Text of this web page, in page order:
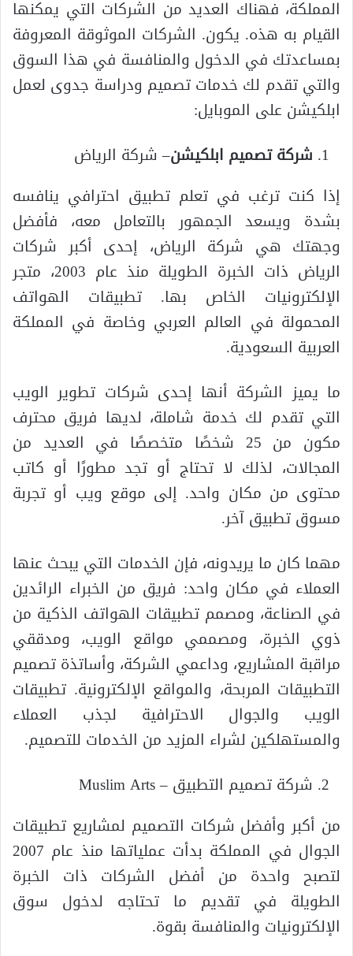
المملكة، فهناك العديد من الشركات التي يمكنها
القيام به هذه. يكون. الشركات الموثوقة المعروفة
بمساعدتك في الدخول والمنافسة في هذا السوق
والتي تقدم لك خدمات تصميم ودراسة جدوى لعمل
ابلكيشن على الموبايل:
شركة تصميم ابلكيشن– شركة الرياض
إذا كنت ترغب في تعلم تطبيق احترافي ينافسه
بشدة ويسعد الجمهور بالتعامل معه، فأفضل
وجهتك هي شركة الرياض، إحدى أكبر شركات
الرياض ذات الخبرة الطويلة منذ عام 2003، متجر
الإلكترونيات الخاص بها. تطبيقات الهواتف
المحمولة في العالم العربي وخاصة في المملكة
العربية السعودية.
ما يميز الشركة أنها إحدى شركات تطوير الويب
التي تقدم لك خدمة شاملة، لديها فريق محترف
مكون من 25 شخصًا متخصصًا في العديد من
المجالات، لذلك لا تحتاج أو تجد مطورًا أو كاتب
محتوى من مكان واحد. إلى موقع ويب أو تجربة
مسوق تطبيق آخر.
مهما كان ما يريدونه، فإن الخدمات التي يبحث عنها
العملاء في مكان واحد: فريق من الخبراء الرائدين
في الصناعة، ومصمم تطبيقات الهواتف الذكية من
ذوي الخبرة، ومصممي مواقع الويب، ومدققي
مراقبة المشاريع، وداعمي الشركة، وأساتذة تصميم
التطبيقات المربحة، والمواقع الإلكترونية. تطبيقات
الويب والجوال الاحترافية لجذب العملاء
والمستهلكين لشراء المزيد من الخدمات للتصميم.
شركة تصميم التطبيق – Muslim Arts
من أكبر وأفضل شركات التصميم لمشاريع تطبيقات
الجوال في المملكة بدأت عملياتها منذ عام 2007
لتصبح واحدة من أفضل الشركات ذات الخبرة
الطويلة في تقديم ما تحتاجه لدخول سوق
الإلكترونيات والمنافسة بقوة.